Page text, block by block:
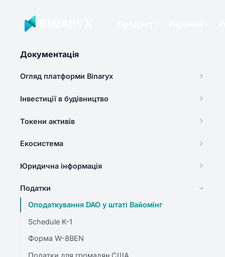
Документація
Огляд платформи Binaryx
Інвестиції в будівництво
Токени активів
Екосистема
Юридична інформація
Податки
Оподаткування DAO у штаті Вайомінг
Schedule K-1
Форма W-8BEN
Податки для громадян США